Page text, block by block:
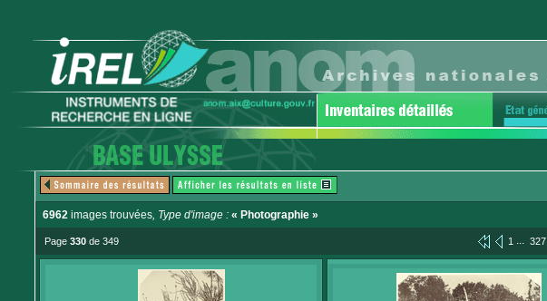
6962 images trouvées, Type d'image : « Photographie »
Page 330 de 349 1 ... 327